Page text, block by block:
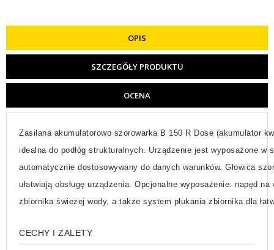
OPIS
SZCZEGÓŁY PRODUKTU
OCENA
Zasilana akumulatorowo szorowarka B 150 R Dose (akumulator
idealna do podłóg strukturalnych. Urządzenie jest wyposażone
automatycznie dostosowywany do danych warunków. Głowica
ułatwiają obsługę urządzenia. Opcjonalne wyposażenie: napęd
zbiornika świeżej wody, a także system płukania zbiornika dla
CECHY I ZALETY